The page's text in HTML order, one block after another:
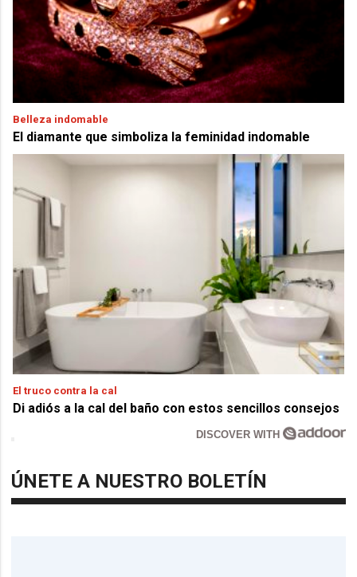
Belleza indomable
El diamante que simboliza la feminidad indomable
El truco contra la cal
Di adiós a la cal del baño con estos sencillos consejos
DISCOVER WITH
ÚNETE A NUESTRO BOLETÍN